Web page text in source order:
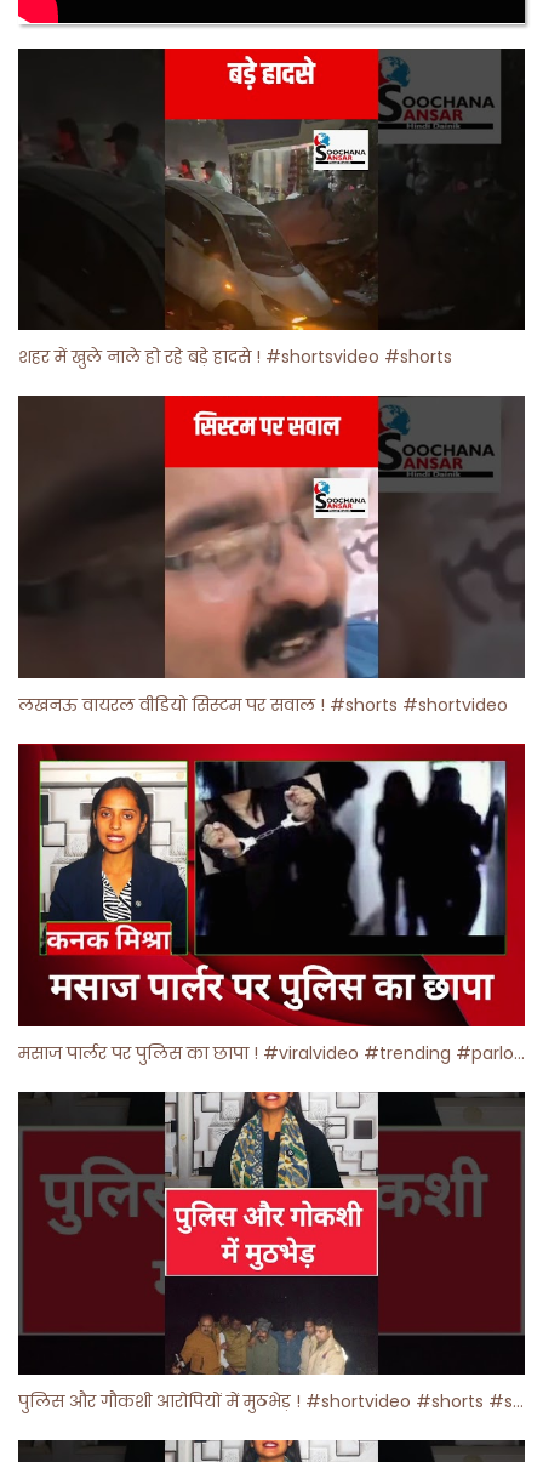
शहर में खुले नाले हो रहे बड़े हादसे ! #shortsvideo #shorts
लखनऊ वायरल वीडियो सिस्टम पर सवाल ! #shorts #shortvideo
मसाज पार्लर पर पुलिस का छापा ! #viralvideo #trending #parlour
पुलिस और गौकशी आरोपियों में मुठभेड़ ! #shortvideo #shorts #shortsfeed